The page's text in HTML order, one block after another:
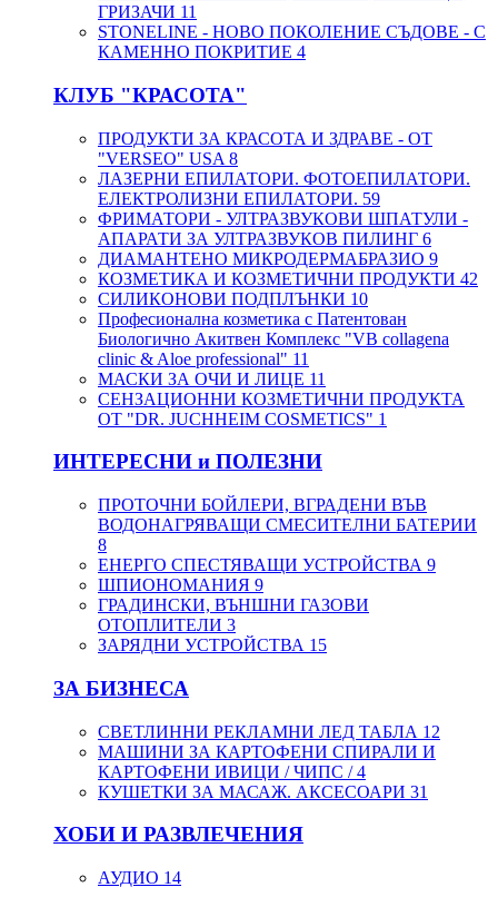
ГРИЗАЧИ 11
STONELINE - НОВО ПОКОЛЕНИЕ СЪДОВЕ - С
КАМЕННО ПОКРИТИЕ 4
КЛУБ "КРАСОТА"
ПРОДУКТИ ЗА КРАСОТА И ЗДРАВЕ - ОТ
"VERSEO" USA 8
ЛАЗЕРНИ ЕПИЛАТОРИ. ФОТОЕПИЛАТОРИ.
ЕЛЕКТРОЛИЗНИ ЕПИЛАТОРИ. 59
ФРИМАТОРИ - УЛТРАЗВУКОВИ ШПАТУЛИ -
АПАРАТИ ЗА УЛТРАЗВУКОВ ПИЛИНГ 6
ДИАМАНТЕНО МИКРОДЕРМАБРАЗИО 9
КОЗМЕТИКА И КОЗМЕТИЧНИ ПРОДУКТИ 42
СИЛИКОНОВИ ПОДПЛЪНКИ 10
Професионална козметика с Патентован
Биологично Акитвен Комплекс "VB collagena
clinic & Aloe professional" 11
МАСКИ ЗА ОЧИ И ЛИЦЕ 11
СЕНЗАЦИОННИ КОЗМЕТИЧНИ ПРОДУКТА
ОТ "DR. JUCHHEIM COSMETICS" 1
ИНТЕРЕСНИ и ПОЛЕЗНИ
ПРОТОЧНИ БОЙЛЕРИ, ВГРАДЕНИ ВЪВ
ВОДОНАГРЯВАЩИ СМЕСИТЕЛНИ БАТЕРИИ
8
ЕНЕРГО СПЕСТЯВАЩИ УСТРОЙСТВА 9
ШПИОНОМАНИЯ 9
ГРАДИНСКИ, ВЪНШНИ ГАЗОВИ
ОТОПЛИТЕЛИ 3
ЗАРЯДНИ УСТРОЙСТВА 15
ЗА БИЗНЕСА
СВЕТЛИННИ РЕКЛАМНИ ЛЕД ТАБЛА 12
МАШИНИ ЗА КАРТОФЕНИ СПИРАЛИ И
КАРТОФЕНИ ИВИЦИ / ЧИПС /4
КУШЕТКИ ЗА МАСАЖ. АКСЕСОАРИ 31
ХОБИ И РАЗВЛЕЧЕНИЯ
АУДИО 14